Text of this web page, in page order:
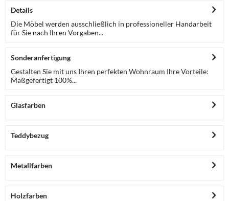
Details
Die Möbel werden ausschließlich in professioneller Handarbeit
für Sie nach Ihren Vorgaben...
Sonderanfertigung
Gestalten Sie mit uns Ihren perfekten Wohnraum Ihre Vorteile:
Maßgefertigt 100%...
Glasfarben
Teddybezug
Metallfarben
Holzfarben